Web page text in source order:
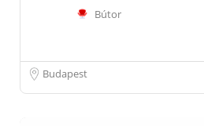
Bútor
Budapest